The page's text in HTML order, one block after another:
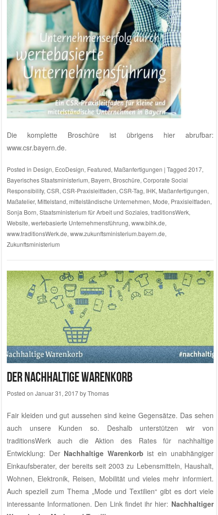
Die komplette Broschüre ist übrigens hier abrufbar:
www.csr.bayern.de.
Posted in Design, EcoDesign, Featured, Maßanfertigungen | Tagged 2017,
Bayerisches Staatsministerium, Bayern, Broschüre, Corporate Social
Responsibility, CSR, CSR-Praxisleitfaden, CSR-Tag, IHK, Maßanfertigungen,
Maßatelier, Mittelstand, mittelständische Unternehmen, Mode, Praxisleitfaden,
Sonja Born, Staatsministerium für Arbeit und Soziales, traditionsWerk,
Website, wertebasierte Unternehmensführung, www.bihk.de,
www.traditionsWerk.de, www.zukunftsministerium.bayern.de,
Zukunftsministerium
Der nachhaltige Warenkorb
Posted on Januar 31, 2017byThomas
Fair kleiden und gut aussehen sind keine Gegensätze. Das sehen
auch unsere Kunden so. Deshalb unterstützen wir von
traditionsWerkauch die Aktion des Rates für nachhaltige
Entwicklung: Der Nachhaltige Warenkorb ist ein unabhängiger
Einkaufsberater, der bereits seit 2003 zu Lebensmitteln, Haushalt,
Wohnen, Elektronik, Reisen, Mobilität und vieles mehr informiert.
Auch speziell zum Thema „Mode und Textilien“ gibt es dort viele
interessante Informationen. Den Link findet ihr hier: Nachhaltiger